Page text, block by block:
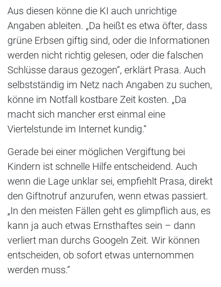
Aus diesen könne die KI auch unrichtige
Angaben ableiten. „Da heißt es etwa öfter, dass
grüne Erbsen giftig sind, oder die Informationen
werden nicht richtig gelesen, oder die falschen
Schlüsse daraus gezogen“, erklärt Prasa. Auch
selbstständig im Netz nach Angaben zu suchen,
könne im Notfall kostbare Zeit kosten. „Da
macht sich mancher erst einmal eine
Viertelstunde im Internet kundig.“
Gerade bei einer möglichen Vergiftung bei
Kindern ist schnelle Hilfe entscheidend. Auch
wenn die Lage unklar sei, empfiehlt Prasa, direkt
den Giftnotruf anzurufen, wenn etwas passiert.
„In den meisten Fällen geht es glimpflich aus, es
kann ja auch etwas Ernsthaftes sein – dann
verliert man durchs Googeln Zeit. Wir können
entscheiden, ob sofort etwas unternommen
werden muss.“